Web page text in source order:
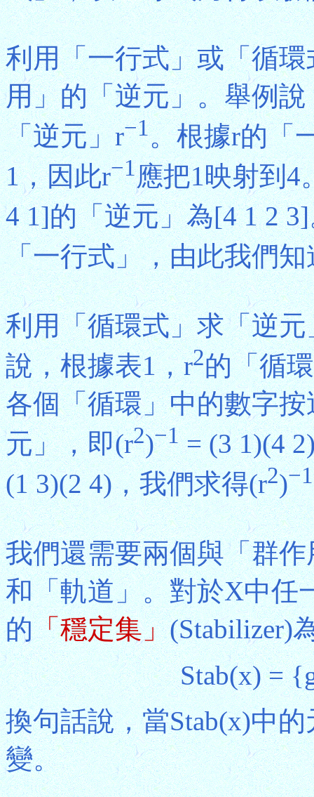
利用「一行式」或「循
用」的「逆元」。舉例
「逆元」r−1。根據r的「
1，因此r−1應把1映射到4
4 1]的「逆元」為[4 1 2
「一行式」，由此我們知
利用「循環式」求「逆
說，根據表1，r2的「循
各個「循環」中的數字
元」，即(r2)−1= (3 1)(4
(1 3)(2 4)，我們求得(r2)−1
我們還需要兩個與「群
和「軌道」。對於X中任
的「穩定集」(Stabilizer)
Stab(x) =
換句話說，當Stab(x)中
變。